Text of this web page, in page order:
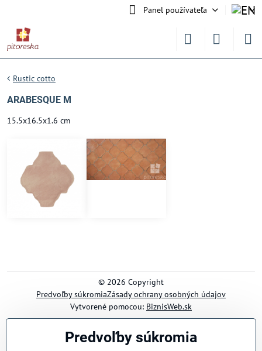
Panel používateľa
Rustic cotto
ARABESQUE M
15.5x16.5x1.6 cm
© 2026 Copyright
Predvoľby súkromiaZásady ochrany osobných údajov
Vytvorené pomocou: BiznisWeb.sk
Predvoľby súkromia